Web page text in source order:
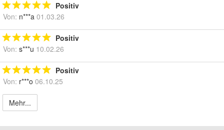
Positiv
Von: n***a 01.03.26
Positiv
Von: s***u 10.02.26
Positiv
Von: r***o 06.10.25
Mehr...